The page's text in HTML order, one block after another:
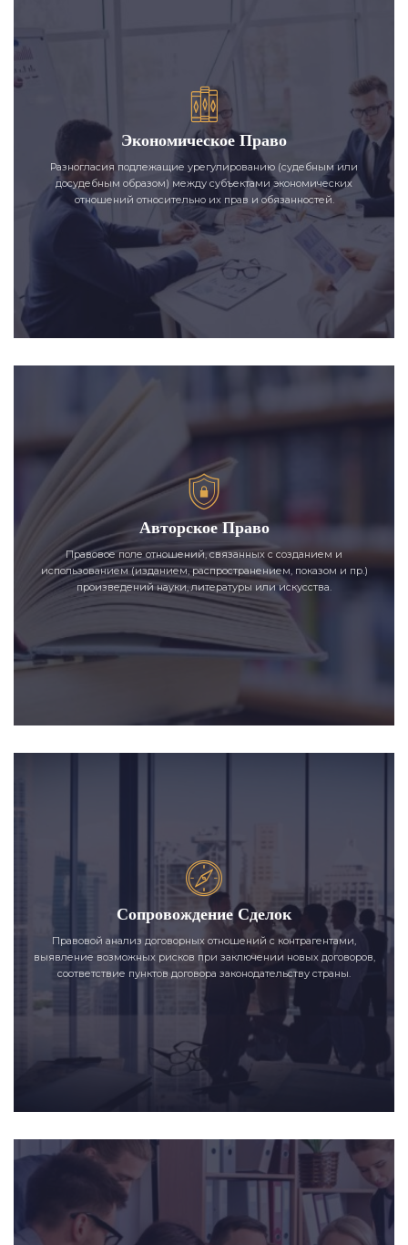
Экономическое Право
Разногласия подлежащие урегулированию (судебным или
досудебным образом) между субъектами экономических
отношений относительно их прав и обязанностей.
Авторское Право
Правовое поле отношений, связанных с созданием и
использованием (изданием, распространением, показом и пр.)
произведений науки, литературы или искусства.
Сопровождение Сделок
Правовой анализ договорных отношений с контрагентами,
выявление возможных рисков при заключении новых договоров,
соответствие пунктов договора законодательству страны.